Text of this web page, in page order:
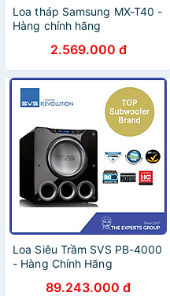
Loa tháp Samsung MX-T40 -
Hàng chính hãng
2.569.000 đ
Loa Siêu Trầm SVS PB-4000
- Hàng Chính Hãng
89.243.000 đ